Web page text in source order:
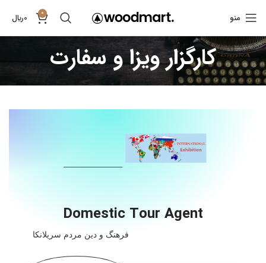
منو 0
0﷼
کارگزار ویزا و سفارت
Domestic Tour Agent
فرهنگ و دین مردم سریلانکا